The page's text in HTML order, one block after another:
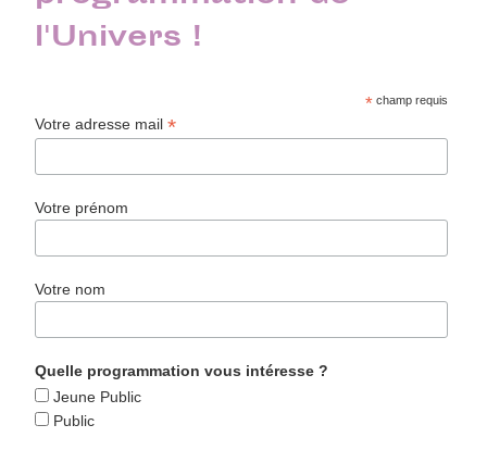
l'Univers !
* champ requis
Votre adresse mail*
Votre prénom
Votre nom
Quelle programmation vous intéresse ?
Jeune Public
Public